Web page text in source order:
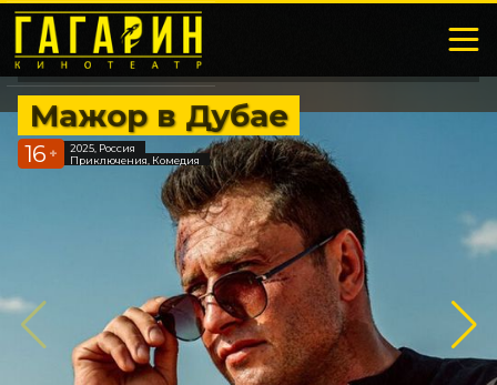
Мажор в Дубае
16 +
2025, Россия
Приключения, Комедия